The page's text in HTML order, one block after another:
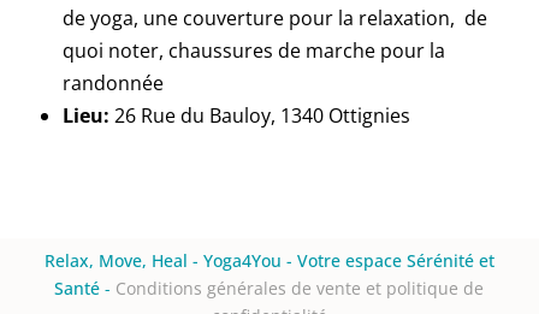
de yoga, une couverture pour la relaxation, de
quoi noter, chaussures de marche pour la
randonnée
Lieu: 26 Rue du Bauloy, 1340 Ottignies
Relax, Move, Heal - Yoga4You - Votre espace Sérénité et
Santé- Conditions générales de vente et politique de